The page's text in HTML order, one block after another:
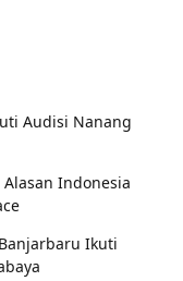
Audisi Nanang
Indonesia
Ikuti